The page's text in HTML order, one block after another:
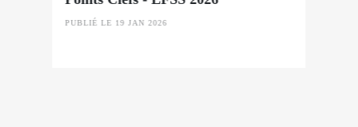
PUBLIÉ LE 19 JAN 2026